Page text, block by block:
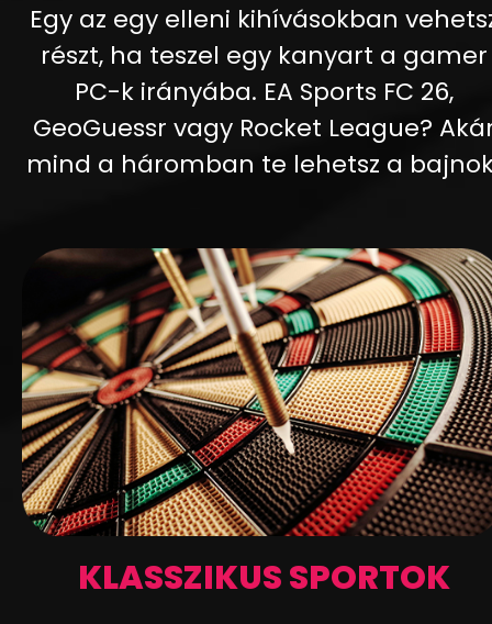
Egy az egy elleni kihívásokban
részt, ha teszel egy kanyart a gamer
PC-k irányába. EA Sports FC 26,
GeoGuessr vagy Rocket League?
mind a háromban te lehetsz a
KLASSZIKUS SPORTOK